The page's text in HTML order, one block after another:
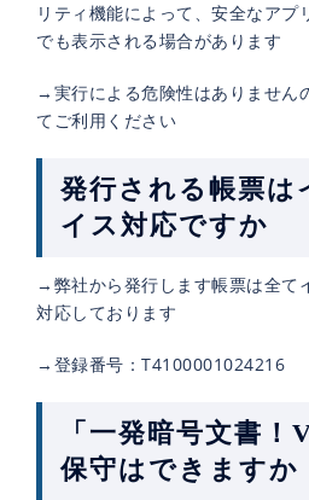
リティ機能によって、安全なアプ
でも表示される場合があります
→実行による危険性はありません
てご利用ください
発行される帳票は
イス対応ですか
→弊社から発行します帳票は全て
対応しております
→登録番号：T4100001024216
「一発暗号文書！
保守はできますか